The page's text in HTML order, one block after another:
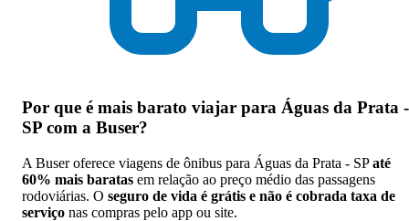
Por que é mais barato viajar para Águas da Prata -
SP com a Buser?
A Buser oferece viagens de ônibus para Águas da Prata - SPaté
60% mais baratas em relação ao preço médio das passagens
rodoviárias. O seguro de vida é grátis e não é cobrada taxa de
serviço nas compras pelo app ou site.